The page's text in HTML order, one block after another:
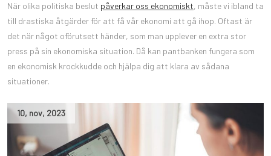
När olika politiska beslut påverkar oss ekonomiskt, måste vi ibland ta
till drastiska åtgärder för att få vår ekonomi att gå ihop. Oftast är
det när något oförutsett händer, som man upplever en extra stor
press på sin ekonomiska situation. Då kan pantbanken fungera som
en ekonomisk krockkudde och hjälpa dig att klara av sådana
situationer.
10, nov, 2023